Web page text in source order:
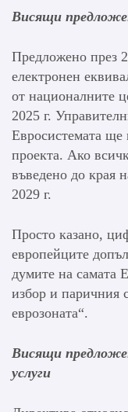
Висящи
Предложено през
електронен
от националните
2025 г.
Евросистемата ще
проекта. Ако
въведено до края
2029 г.
Просто казано,
европейците
думите на самата
избор и паричния
еврозоната“.
Висящи
услуги